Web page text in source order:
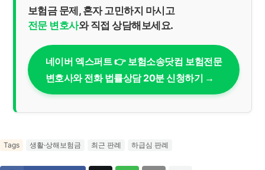
보험금 문제, 혼자 고민하지 마시고
전문 변호사와 직접 상담해보세요.
네이버 엑스퍼트 👉 보험소송닷컴 보험전문
변호사와 전화 법률상담 20분 신청하기 →
Tags 생활·상해보험금 최근 판례 하급심 판례